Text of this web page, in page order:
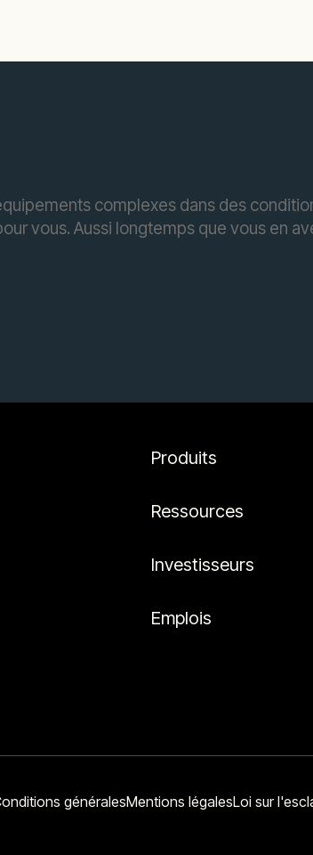
complexes dans des
vous. Aussi longtemps que vous en
Produits
Ressources
Investisseurs
Emplois
généralesMentions légalesLoi sur